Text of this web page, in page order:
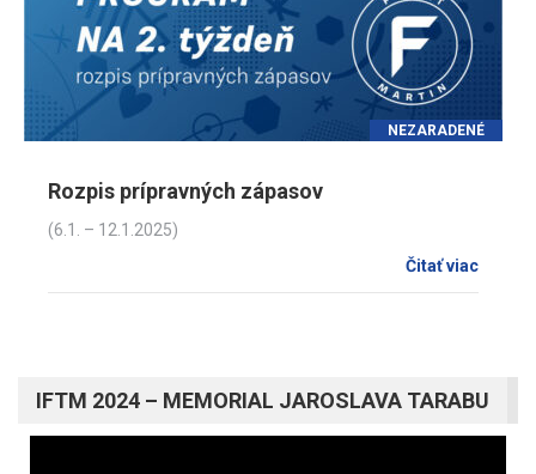
NEZARADENÉ
Rozpis prípravných zápasov
(6.1. – 12.1.2025)
Čitať viac
IFTM 2024 – MEMORIAL JAROSLAVA TARABU